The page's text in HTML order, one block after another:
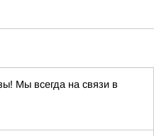
Мы всегда на связи в